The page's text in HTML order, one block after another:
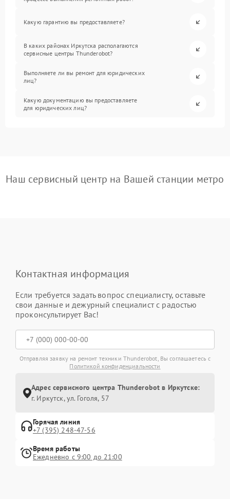
Какую гарантию вы предоставляете?
В каких районах Иркутска располагаются
сервисные центры Thunderobot?
Выполняете ли вы ремонт для юридических
лиц?
Какую документацию вы предоставляете
для юридических лиц?
Наш сервисный центр на Вашей станции метро
Контактная информация
Если требуется задать вопрос специалисту, оставьте
свои данные и дежурный специалист с радостью
проконсультирует Вас!
Отправляя заявку на ремонт техники Thunderobot, Вы соглашаетесь с
Политикой конфиденциальности
Адрес сервисного центра Thunderobot в Иркутске:
г. Иркутск, ул. ​Гоголя, 57
Горячая линия
+7 (395) 248-47-56
Время работы
Ежедневно с 9:00 до 21:00